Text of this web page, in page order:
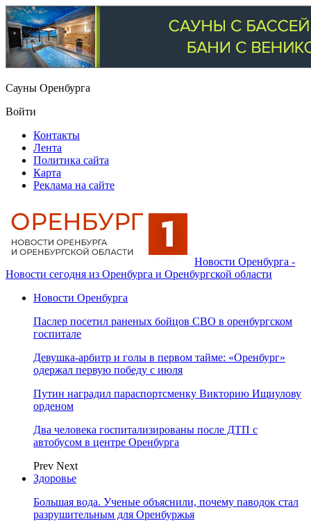
Сауны Оренбурга
Войти
Контакты
Лента
Политика сайта
Карта
Реклама на сайте
Новости Оренбурга -
Новости сегодня из Оренбурга и Оренбургской области
Новости Оренбурга
Паслер посетил раненых бойцов СВО в оренбургском
госпитале
Девушка-арбитр и голы в первом тайме: «Оренбург»
одержал первую победу с июля
Путин наградил параспортсменку Викторию Ищиулову
орденом
Два человека госпитализированы после ДТП с
автобусом в центре Оренбурга
Prev Next
Здоровье
Большая вода. Ученые объяснили, почему паводок стал
разрушительным для Оренбуржья